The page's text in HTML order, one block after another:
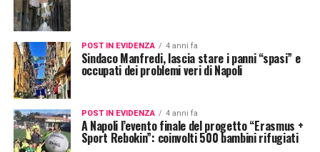
POST IN EVIDENZA 4 anni fa
Sindaco Manfredi, lascia stare i panni “spasi” e
occupati dei problemi veri di Napoli
POST IN EVIDENZA 4 anni fa
A Napoli l’evento finale del progetto “Erasmus +
Sport Rebokin”: coinvolti 500 bambini rifugiati